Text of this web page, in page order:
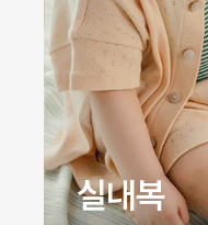
원피스